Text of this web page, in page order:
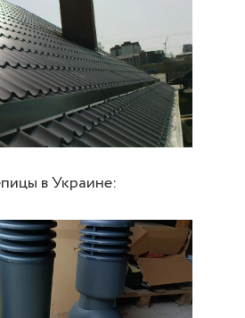
в Украине: